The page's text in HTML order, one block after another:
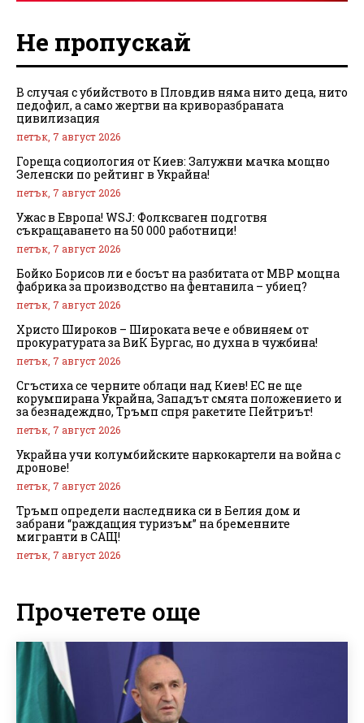
Не пропускай
В случая с убийството в Пловдив няма нито деца, нито
педофил, а само жертви на криворазбраната
цивилизация
петък, 7 август 2026
Гореща социология от Киев: Залужни мачка мощно
Зеленски по рейтинг в Украйна!
петък, 7 август 2026
Ужас в Европа! WSJ: Фолксваген подготвя
съкращаването на 50 000 работници!
петък, 7 август 2026
Бойко Борисов ли е босът на разбитата от МВР мощна
фабрика за производство на фентанила – убиец?
петък, 7 август 2026
Христо Широков – Широката вече е обвиняем от
прокуратурата за ВиК Бургас, но духна в чужбина!
петък, 7 август 2026
Сгъстиха се черните облаци над Киев! ЕС не ще
корумпирана Украйна, Западът смята положението и
за безнадеждно, Тръмп спря ракетите Пейтриът!
петък, 7 август 2026
Украйна учи колумбийските наркокартели на война с
дронове!
петък, 7 август 2026
Тръмп определи наследника си в Белия дом и
забрани “раждащия туризъм” на бременните
мигранти в САЩ!
петък, 7 август 2026
Прочетете още